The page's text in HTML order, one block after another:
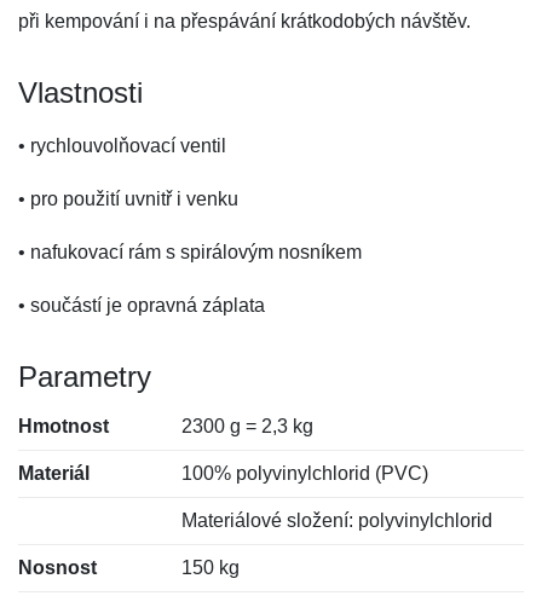
při kempování i na přespávání krátkodobých návštěv.
Vlastnosti
• rychlouvolňovací ventil
• pro použití uvnitř i venku
• nafukovací rám s spirálovým nosníkem
• součástí je opravná záplata
Parametry
Hmotnost 2300 g = 2,3 kg
Materiál 100% polyvinylchlorid (PVC)
Materiálové složení: polyvinylchlorid
Nosnost 150 kg